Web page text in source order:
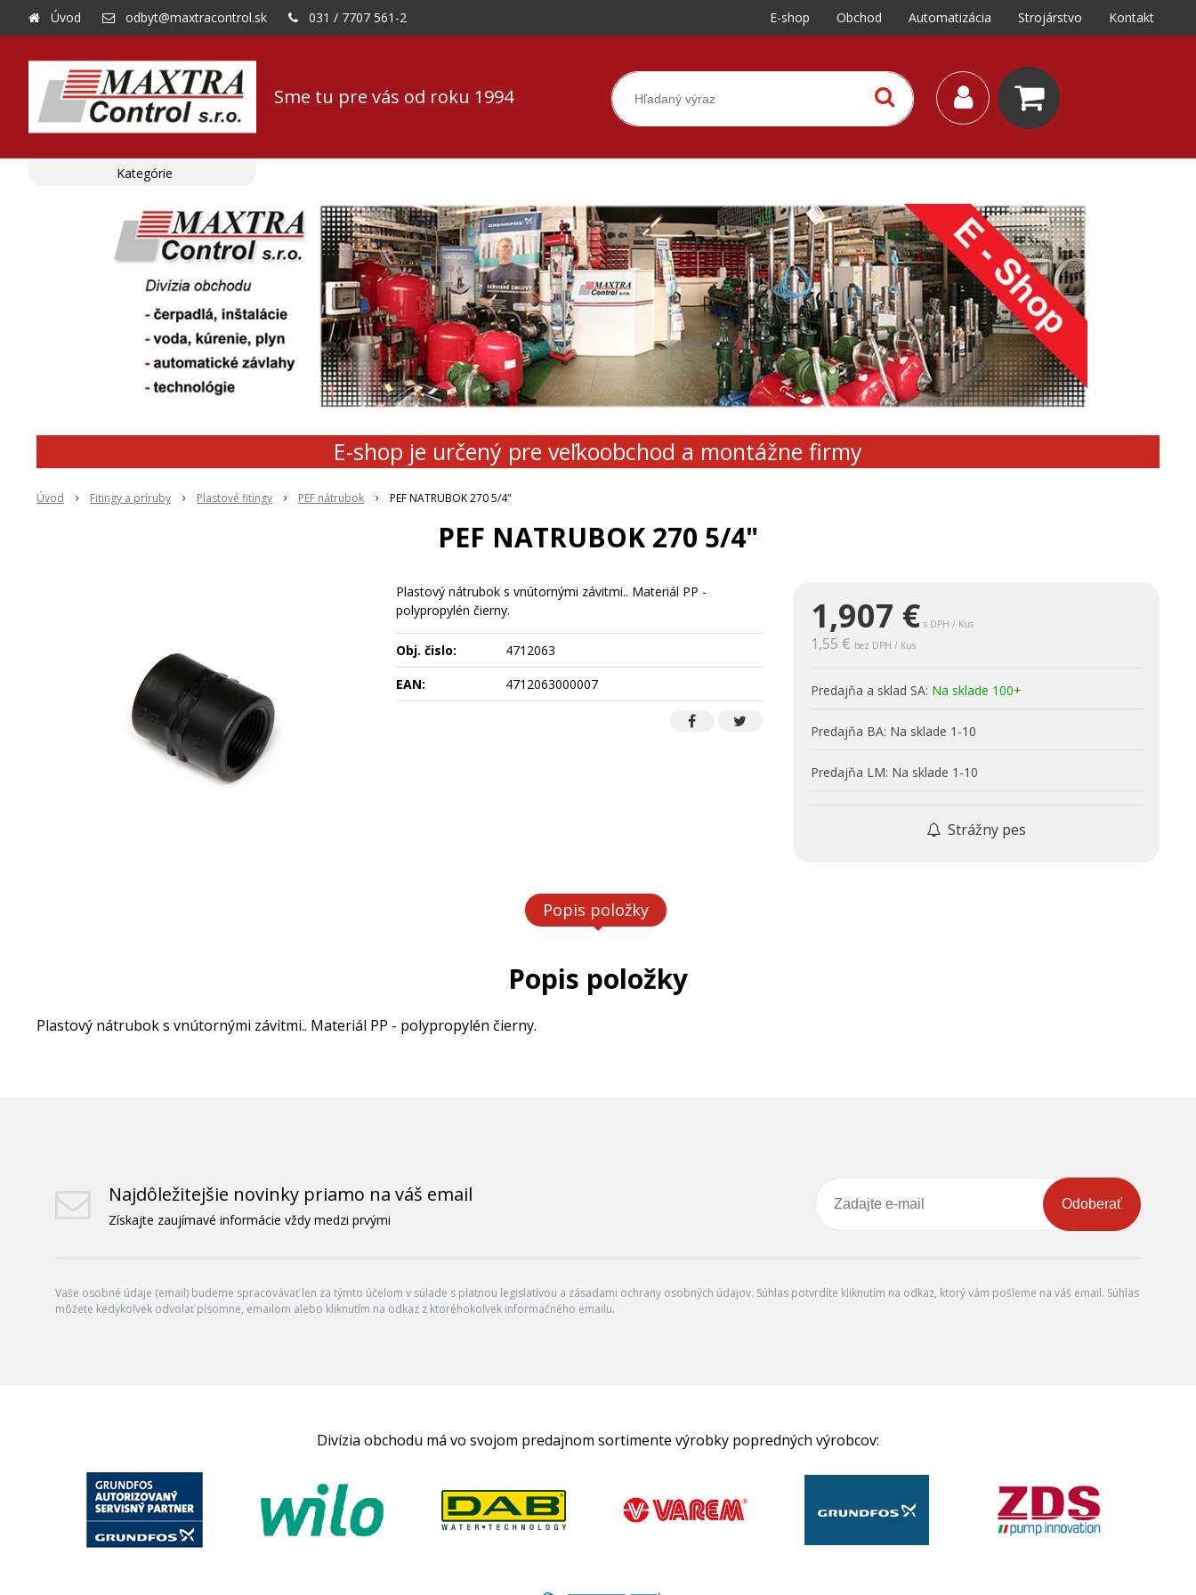
Sme tu pre vás od roku 1994
Úvod odbyt@maxtracontrol.sk 031 / 7707 561-2 E-shop Obchod Automatizácia Strojárstvo Kontakt
E-shop je určený pre veľkoobchod a montážne firmy
Úvod Fitingy a príruby Plastové fitingy PEF nátrubok PEF NATRUBOK 270 5/4"
PEF NATRUBOK 270 5/4"
1,907 € s DPH / Kus
1,55 € bez DPH / Kus
Predajňa a sklad SA: Na sklade 100+
Predajňa BA: Na sklade 1-10
Predajňa LM: Na sklade 1-10
Strážny pes
Plastový nátrubok s vnútornými závitmi.. Materiál PP -
polypropylén čierny.
Obj. čislo:
4712063
EAN:
4712063000007
Popis položky
Popis položky
Plastový nátrubok s vnútornými závitmi.. Materiál PP - polypropylén čierny.
Kategórie
Najdôležitejšie novinky priamo na váš email
Získajte zaujímavé informácie vždy medzi prvými
Odoberať
Vaše osobné údaje (email) budeme spracovávať len za týmto účelom v súlade s platnou legislatívou a zásadami ochrany osobných údajov. Súhlas potvrdíte kliknutím na odkaz, ktorý vám pošleme na váš email. Súhlas
môžete kedykoľvek odvolať písomne, emailom alebo kliknutím na odkaz z ktoréhokoľvek informačného emailu.
Divízia obchodu má vo svojom predajnom sortimente výrobky popredných výrobcov: